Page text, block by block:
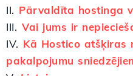
II. Pārvaldīta hostinga
III. Vai jums ir
IV. Kā Hostico atšķiras
pakalpojumu